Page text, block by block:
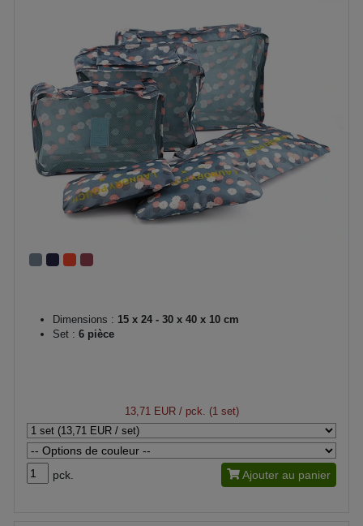
Dimensions : 15 x 24 - 30 x 40 x 10 cm
Set : 6 pièce
13,71 EUR/ pck. (1 set)
pck. Ajouter au panier